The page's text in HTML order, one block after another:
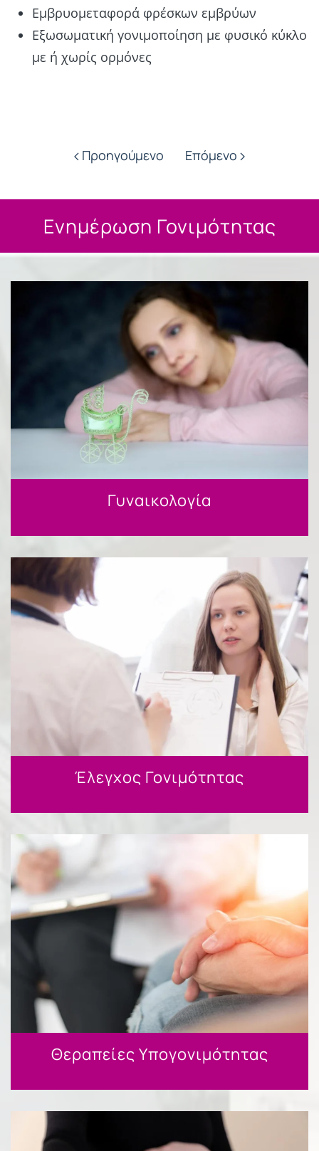
Εμβρυομεταφορά φρέσκων εμβρύων
Εξωσωματική γονιμοποίηση με φυσικό κύκλο
με ή χωρίς ορμόνες
Προηγούμενο Επόμενο
Ενημέρωση Γονιμότητας
Γυναικολογία
Έλεγχος Γονιμότητας
Θεραπείες Υπογονιμότητας